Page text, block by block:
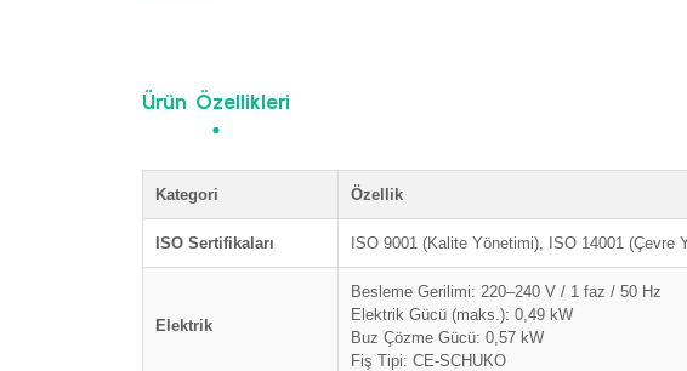
Ürün Özellikleri
Kategori Özellik
ISO Sertifikaları ISO 9001 (Kalite Yönetimi), ISO 14001 (Çevre
Elektrik
Besleme Gerilimi: 220–240 V / 1 faz / 50 Hz
Elektrik Gücü (maks.): 0,49 kW
Buz Çözme Gücü: 0,57 kW
Fiş Tipi: CE-SCHUKO